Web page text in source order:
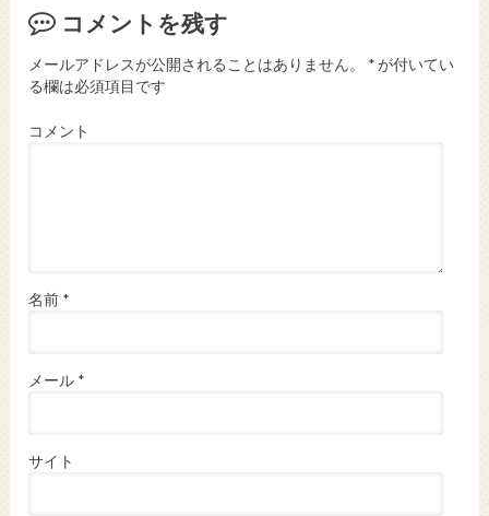
コメントを残す
メールアドレスが公開されることはありません。 *が付いてい
る欄は必須項目です
コメント
名前 *
メール *
サイト